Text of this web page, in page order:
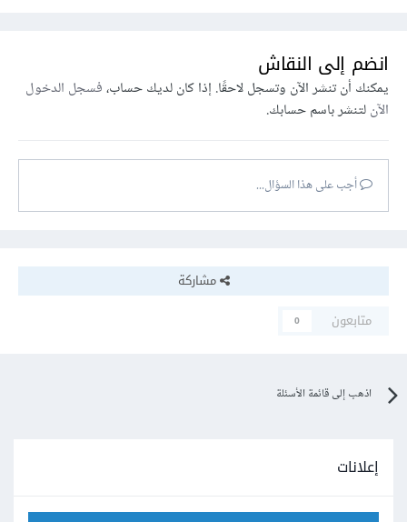
انضم إلى النقاش
يمكنك أن تنشر الآن وتسجل لاحقًا. إذا كان لديك حساب،فسجل الدخول
الآنلتنشر باسم حسابك.
أجب على هذا السؤال...
مشاركة
متابعون
0
اذهب إلى قائمة الأسئلة
إعلانات